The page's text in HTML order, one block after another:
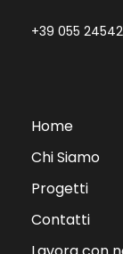
+39 055
Home
Chi Siamo
Progetti
Contatti